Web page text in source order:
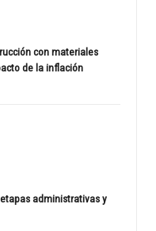
con materiales
de la inflación
administrativas y